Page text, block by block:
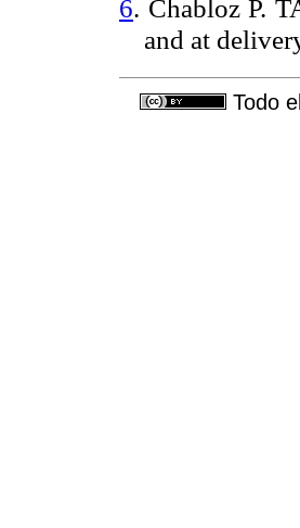
6. Chabloz P.
and at
Todo